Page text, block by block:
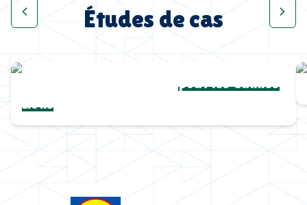
Études de cas
Une collection complètepour les Cannes
Lions